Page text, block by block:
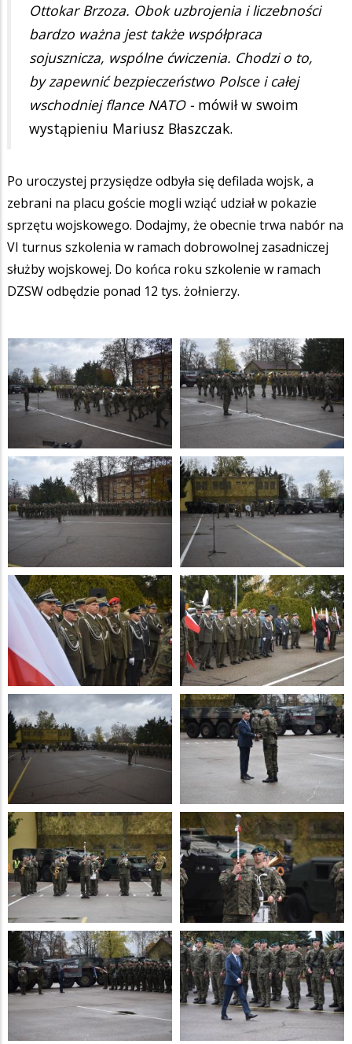
Ottokar Brzoza. Obok uzbrojenia i liczebności
bardzo ważna jest także współpraca
sojusznicza, wspólne ćwiczenia. Chodzi o to,
by zapewnić bezpieczeństwo Polsce i całej
wschodniej flance NATO - mówił w swoim
wystąpieniu Mariusz Błaszczak.
Po uroczystej przysiędze odbyła się defilada wojsk, a
zebrani na placu goście mogli wziąć udział w pokazie
sprzętu wojskowego. Dodajmy, że obecnie trwa nabór na
VI turnus szkolenia w ramach dobrowolnej zasadniczej
służby wojskowej. Do końca roku szkolenie w ramach
DZSW odbędzie ponad 12 tys. żołnierzy.